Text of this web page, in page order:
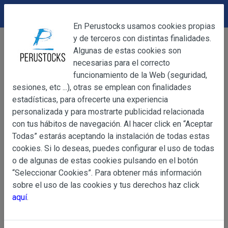
Bebidas
Licores
Pisco Vargas Quebranta 700ml
OBJETO
Información
Básica
sobre
de Datos
OBJETO
Las presentes Condiciones Generales regulan la
web www.perustocks.es, del que es titular ALBERT
YACARINE (en adelante, PERUSTOCKS).
La adquisición de cualesquiera de los productos
DEVOLUCIONES
En Perustocks usamos cookies propias
y de terceros con distintas finalidades.
Algunas de estas cookies son
necesarias para el correcto
funcionamiento de la Web (seguridad,
sesiones, etc ...), otras se emplean con finalidades
estadísticas, para ofrecerte una experiencia
personalizada y para mostrarte publicidad relacionada
con tus hábitos de navegación. Al hacer click en “Aceptar
Todas” estarás aceptando la instalación de todas estas
cookies. Si lo deseas, puedes configurar el uso de todas
o de algunas de estas cookies pulsando en el botón
“Seleccionar Cookies”. Para obtener más información
sobre el uso de las cookies y tus derechos haz click
aquí.